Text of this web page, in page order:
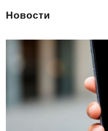
Новости